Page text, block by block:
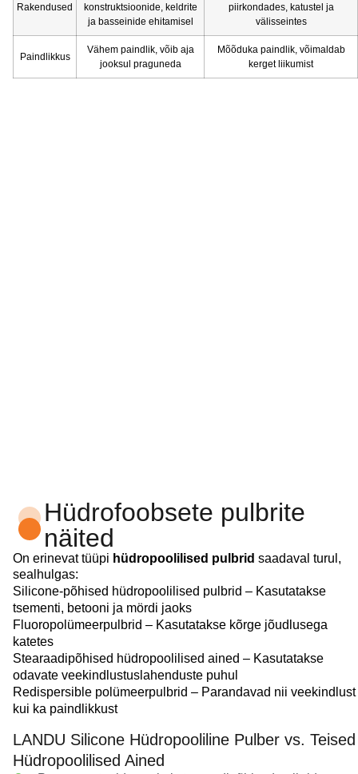
Rakendused
konstruktsioonide, keldrite
ja basseinide ehitamisel
piirkondades, katustel ja
välisseintes
Paindlikkus
Vähem paindlik, võib aja
jooksul praguneda
Mõõduka paindlik, võimaldab
kerget liikumist
Hüdrofoobsete pulbrite
näited
On erinevat tüüpi hüdropoolilised pulbrid saadaval turul,
sealhulgas:
Silicone-põhised hüdropoolilised pulbrid – Kasutatakse
tsementi, betooni ja mördi jaoks
Fluoropolümeerpulbrid – Kasutatakse kõrge jõudlusega
katetes
Stearaadipõhised hüdropoolilised ained – Kasutatakse
odavate veekindlustuslahenduste puhul
Redispersible polümeerpulbrid – Parandavad nii veekindlust
kui ka paindlikkust
LANDU Silicone Hüdropooliline Pulber vs. Teised
Hüdropoolilised Ained